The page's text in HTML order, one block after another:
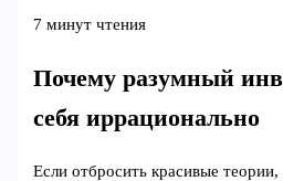
7 минут чтения
Почему разумный
себя иррационально
Если отбросить красивые теории,